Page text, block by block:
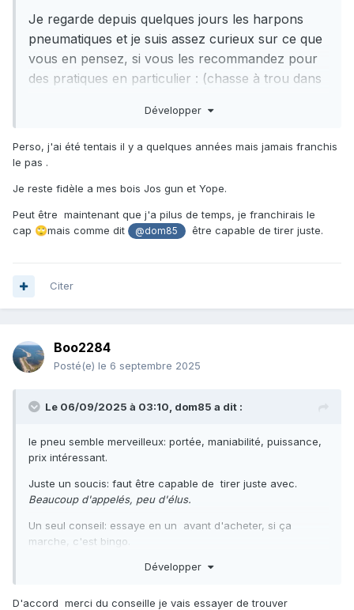
Je regarde depuis quelques jours les harpons
pneumatiques et je suis assez curieux sur ce que
vous en pensez, si vous les recommandez pour
des pratiques en particulier : (chasse à trou dans
celle d’une arbalète avec 1 ou 2 sandows pour la
même taille de corps ?
avec sandow par exemple en matière de portée
et de puissance ?
Développer
Perso, j'ai été tentais il y a quelques années mais jamais franchis
le pas .
Je reste fidèle a mes bois Jos gun et Yope.
Peut être maintenant que j'a pilus de temps, je franchirais le
cap 🙄mais comme dit @dom85 être capable de tirer juste.
Citer
Boo2284
Posté(e) le 6 septembre 2025
Le 06/09/2025 à 03:10, dom85 a dit :
le pneu semble merveilleux: portée, maniabilité, puissance,
prix intéressant.
Juste un soucis: faut être capable de tirer juste avec.
Beaucoup d'appelés, peu d'élus.
Un seul conseil: essaye en un avant d'acheter, si ça
marche, c'est bingo.
Développer
D'accord merci du conseille je vais essayer de trouver